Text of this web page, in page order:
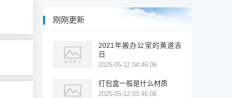
刚刚更新
2021年搬办公室的黄道吉
日
2025-05-12 04:46:06
打包盒一般是什么材质
2025-05-12 03:46:06